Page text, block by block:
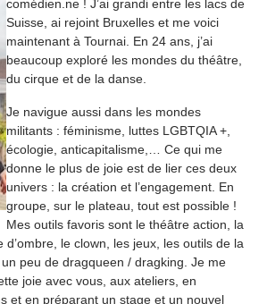
comédien.ne ! J’ai grandi entre les lacs de
Suisse, ai rejoint Bruxelles et me voici
maintenant à Tournai. En 24 ans, j’ai
beaucoup exploré les mondes du théâtre,
du cirque et de la danse.
Je navigue aussi dans les mondes
militants : féminisme, luttes LGBTQIA +,
écologie, anticapitalisme,… Ce qui me
donne le plus de joie est de lier ces deux
univers : la création et l’engagement. En
groupe, sur le plateau, tout est possible !
Mes outils favoris sont le théâtre action, la
le clown, les jeux, les outils de la
peu de dragqueen / dragking. Je me
joie avec vous, aux ateliers, en
et en préparant un stage et un nouvel